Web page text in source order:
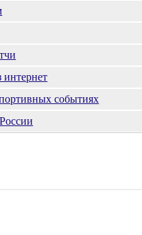
интернет
событиях